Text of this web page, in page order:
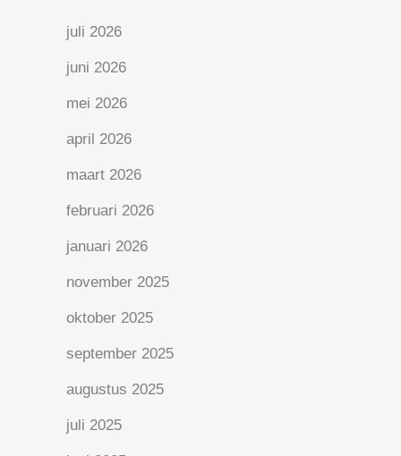
juli 2026
juni 2026
mei 2026
april 2026
maart 2026
februari 2026
januari 2026
november 2025
oktober 2025
september 2025
augustus 2025
juli 2025